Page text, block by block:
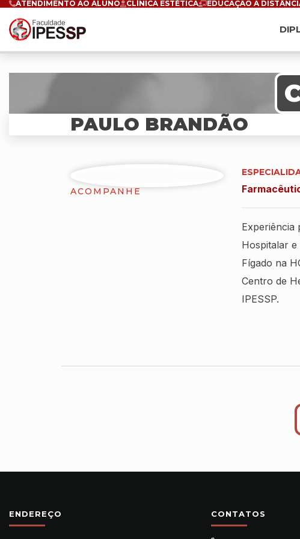
ATENDIMENTO AO ALUNO CLÍNICA ESTÉTICA EDUCAÇÃO A
PAULO BRANDÃO
ACOMPANHE
Experiência
Hospitalar e
Fígado na
Centro de
IPESSP.
ENDEREÇO CONTATOS